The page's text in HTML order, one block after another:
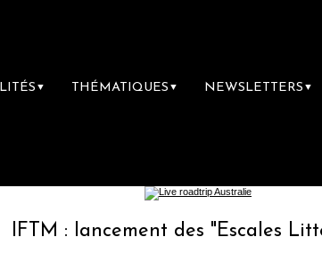
▼ THÉMATIQUES ▼ NEWSLETTERS ▼
des "Escales